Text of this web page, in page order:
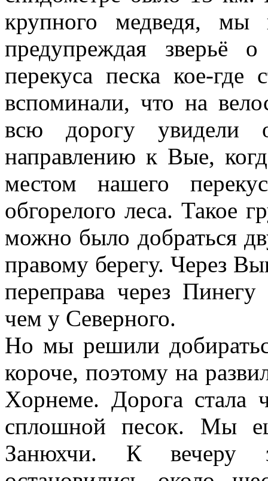
крупного медведя, мы
предупреждая зверьё
перекуса песка кое-
вспоминали, что на
всю дорогу
направлению к Вые,
местом нашего
обгорелого леса. Такое
можно было добраться
правому берегу. Через
переправа через
чем у Северного.
Но мы решили
короче, поэтому на
Хoрнеме. Дорога стала
сплошной песок. Мы
Занюхчи. К вечеру